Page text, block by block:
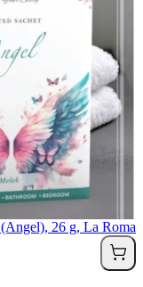
26 g, La Roma